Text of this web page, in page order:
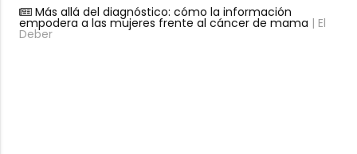
Más allá del diagnóstico: cómo la información
empodera a las mujeres frente al cáncer de mama | El
Deber